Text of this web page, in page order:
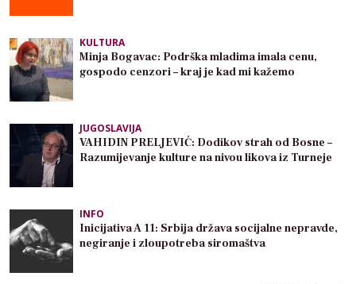
KULTURA
Minja Bogavac: Podrška mladima imala cenu,
gospodo cenzori – kraj je kad mi kažemo
JUGOSLAVIJA
VAHIDIN PRELJEVIĆ: Dodikov strah od Bosne –
Razumijevanje kulture na nivou likova iz Turneje
INFO
Inicijativa A 11: Srbija država socijalne nepravde,
negiranje i zloupotreba siromaštva